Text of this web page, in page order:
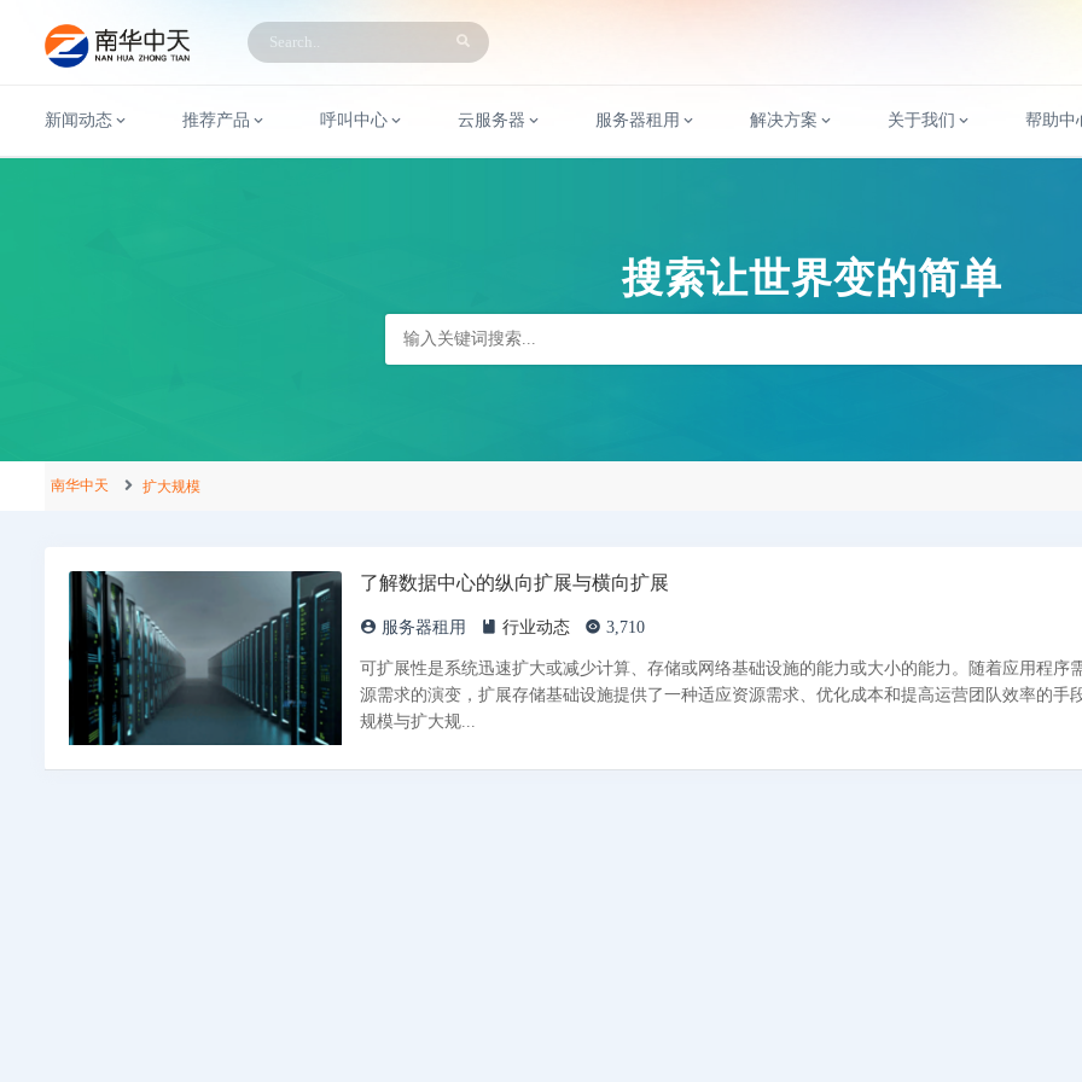
新闻动态 推荐产品 呼叫中心 云服务器 服务器租用 解决方案 关于我们 帮助中
搜索让世界变的简单
南华中天 扩大规模
了解数据中心的纵向扩展与横向扩展
服务器租用 行业动态 3,710
可扩展性是系统迅速扩大或减少计算、存储或网络基础设施的能力或大小的能力。随着应用程序
源需求的演变，扩展存储基础设施提供了一种适应资源需求、优化成本和提高运营团队效率的手段。
规模与扩大规...